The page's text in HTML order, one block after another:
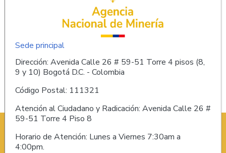
Sede principal
Dirección: Avenida Calle 26 # 59-51 Torre 4 pisos (8,
9 y 10) Bogotá D.C. - Colombia
Código Postal: 111321
Atención al Ciudadano y Radicación: Avenida Calle 26 #
59-51 Torre 4 Piso 8
Horario de Atención: Lunes a Viernes 7:30am a
4:00pm.